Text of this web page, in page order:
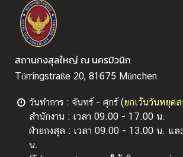
ข้
อ
มู
ล
น่
า
น
ใ
จ
สถานกงสุลใหญ่ ณ นครมิวนิก
Törringstraße 20, 81675 München
วันทำการ : จันทร์ - ศุกร์ (ยกเว้นวันหยุด
สำนักงาน : เวลา 09.00 - 17.00 น.
ฝ่ายกงสุล : เวลา 09.00 - 13.00 น. แ
น.